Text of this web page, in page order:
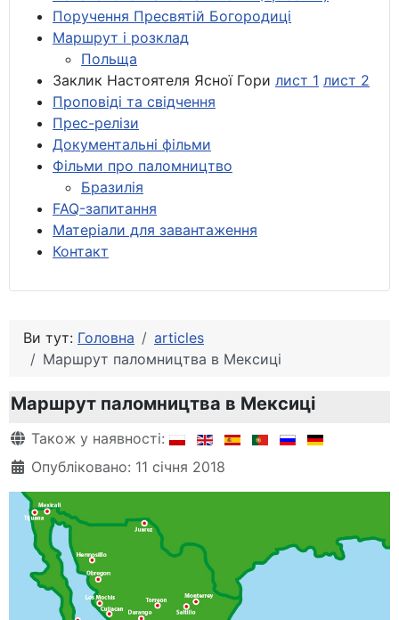
Поручення Пресвятій Богородиці
Маршрут і розклад
Польща
Заклик Настоятеля Ясної Гори лист 1 лист 2
Проповіді та свідчення
Прес-релізи
Документальні фільми
Фільми про паломництво
Бразилія
FAQ-запитання
Матеріали для завантаження
Контакт
Ви тут: Головна
articles
Маршрут паломництва в Мексиці
Маршрут паломництва в Мексиці
Деталі
Також у наявності:
Опубліковано: 11 січня 2018